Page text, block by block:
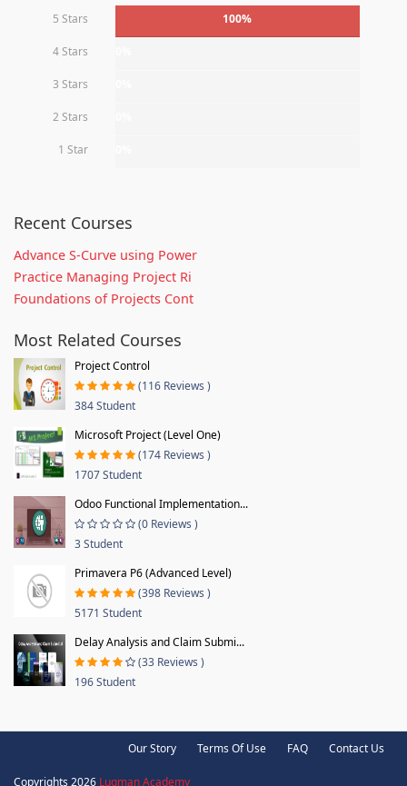
5 Stars
100%
4 Stars
3 Stars
2 Stars
1 Star
Recent Courses
Advance S-Curve using Power
Practice Managing Project Ri
Foundations of Projects Cont
Most Related Courses
Project Control
(116 Reviews )
384 Student
Microsoft Project (Level One)
(174 Reviews )
1707 Student
Odoo Functional Implementation...
(0 Reviews )
3 Student
Primavera P6 (Advanced Level)
(398 Reviews )
5171 Student
Delay Analysis and Claim Submi...
(33 Reviews )
196 Student
Our Story Terms Of Use FAQ Contact Us
Copyrights 2026 Luqman Academy